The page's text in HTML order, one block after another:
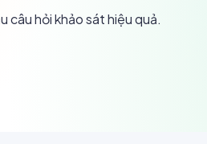
câu hỏi khảo sát hiệu quả.